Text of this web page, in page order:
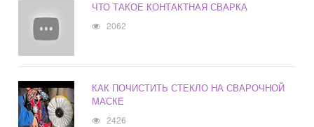
ЧТО ТАКОЕ КОНТАКТНАЯ СВАРКА
2062
КАК ПОЧИСТИТЬ СТЕКЛО НА СВАРОЧНОЙ
МАСКЕ
2426